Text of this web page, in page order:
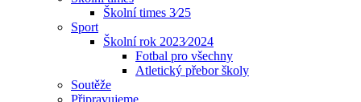
Školní times 3⁄25
Sport
Školní rok 2023⁄2024
Fotbal pro všechny
Atletický přebor školy
Soutěže
Připravujeme